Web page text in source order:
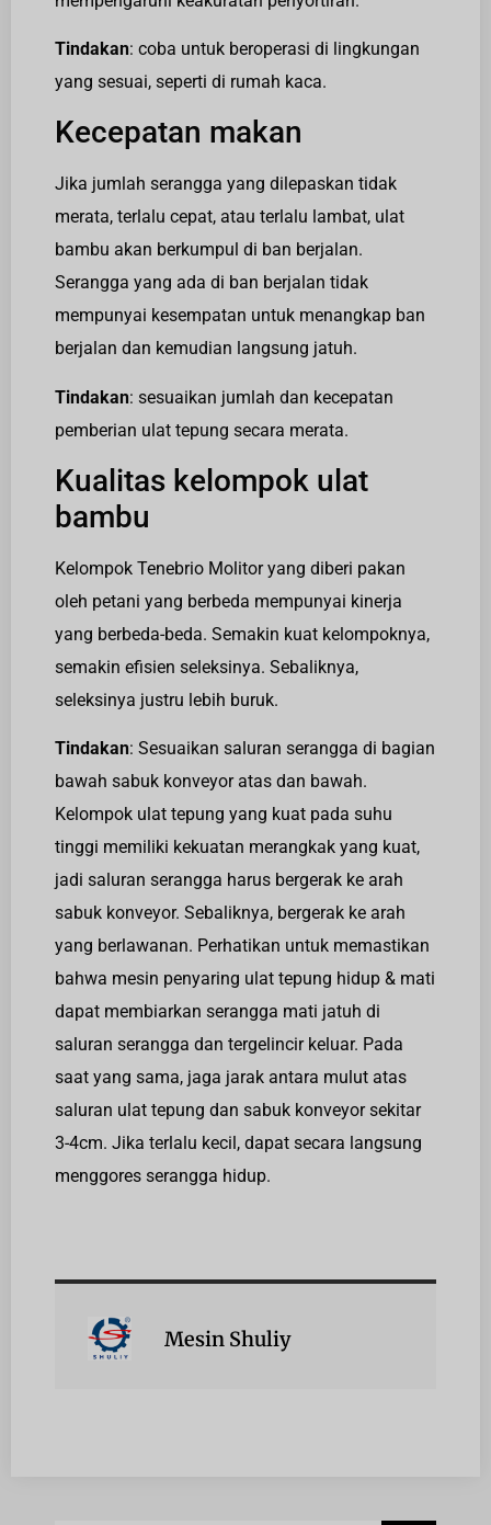
Tindakan: coba untuk beroperasi di lingkungan
yang sesuai, seperti di rumah kaca.
Kecepatan makan
Jika jumlah serangga yang dilepaskan tidak
merata, terlalu cepat, atau terlalu lambat, ulat
bambu akan berkumpul di ban berjalan.
Serangga yang ada di ban berjalan tidak
mempunyai kesempatan untuk menangkap ban
berjalan dan kemudian langsung jatuh.
Tindakan: sesuaikan jumlah dan kecepatan
pemberian ulat tepung secara merata.
Kualitas kelompok ulat
bambu
Kelompok Tenebrio Molitor yang diberi pakan
oleh petani yang berbeda mempunyai kinerja
yang berbeda-beda. Semakin kuat kelompoknya,
semakin efisien seleksinya. Sebaliknya,
seleksinya justru lebih buruk.
Tindakan: Sesuaikan saluran serangga di bagian
bawah sabuk konveyor atas dan bawah.
Kelompok ulat tepung yang kuat pada suhu
tinggi memiliki kekuatan merangkak yang kuat,
jadi saluran serangga harus bergerak ke arah
sabuk konveyor. Sebaliknya, bergerak ke arah
yang berlawanan. Perhatikan untuk memastikan
bahwa mesin penyaring ulat tepung hidup & mati
dapat membiarkan serangga mati jatuh di
saluran serangga dan tergelincir keluar. Pada
saat yang sama, jaga jarak antara mulut atas
saluran ulat tepung dan sabuk konveyor sekitar
3-4cm. Jika terlalu kecil, dapat secara langsung
menggores serangga hidup.
Mesin Shuliy